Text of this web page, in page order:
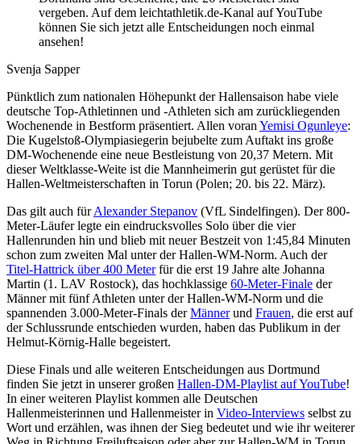
vergeben. Auf dem leichtathletik.de-Kanal auf YouTube
können Sie sich jetzt alle Entscheidungen noch einmal
ansehen!
Svenja Sapper
Pünktlich zum nationalen Höhepunkt der Hallensaison habe viele
deutsche Top-Athletinnen und -Athleten sich am zurückliegenden
Wochenende in Bestform präsentiert. Allen voran Yemisi Ogunleye:
Die Kugelstoß-Olympiasiegerin bejubelte zum Auftakt ins große
DM-Wochenende eine neue Bestleistung von 20,37 Metern. Mit
dieser Weltklasse-Weite ist die Mannheimerin gut gerüstet für die
Hallen-Weltmeisterschaften in Torun (Polen; 20. bis 22. März).
Das gilt auch fürAlexander Stepanov (VfL Sindelfingen). Der 800-
Meter-Läufer legte ein eindrucksvolles Solo über die vier
Hallenrunden hin und blieb mit neuer Bestzeit von 1:45,84 Minuten
schon zum zweiten Mal unter der Hallen-WM-Norm. Auch der
Titel-Hattrick über 400 Meterfür die erst 19 Jahre alte Johanna
Martin (1. LAV Rostock), das hochklassige 60-Meter-Finale der
Männer mit fünf Athleten unter der Hallen-WM-Norm und die
spannenden 3.000-Meter-Finals derMännerund Frauen, die erst auf
der Schlussrunde entschieden wurden, haben das Publikum in der
Helmut-Körnig-Halle begeistert.
Diese Finals und alle weiteren Entscheidungen aus Dortmund
finden Sie jetzt in unserer großen Hallen-DM-Playlist auf YouTube!
In einer weiteren Playlist kommen alle Deutschen
Hallenmeisterinnen und Hallenmeister in Video-Interviews selbst zu
Wort und erzählen, was ihnen der Sieg bedeutet und wie ihr weiterer